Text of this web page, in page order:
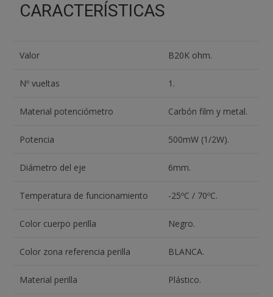
CARACTERÍSTICAS
Valor B20K ohm.
Nº vueltas 1.
Material potenciómetro Carbón film y metal.
Potencia 500mW (1/2W).
Diámetro del eje 6mm.
Temperatura de funcionamiento -25ºC / 70ºC.
Color cuerpo perilla Negro.
Color zona referencia perilla BLANCA.
Material perilla Plástico.